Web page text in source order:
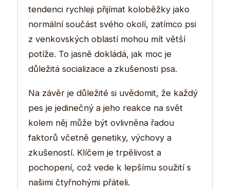
tendenci rychleji přijímat koloběžky jako
normální součást svého okolí, zatímco psi
z venkovských oblastí mohou mít větší
potíže. To jasně dokládá, jak moc je
důležitá socializace a zkušenosti psa.
Na závěr je důležité si uvědomit, že každý
pes je jedinečný a jeho reakce na svět
kolem něj může být ovlivněna řadou
faktorů včetně genetiky, výchovy a
zkušeností. Klíčem je trpělivost a
pochopení, což vede k lepšímu soužití s
našimi čtyřnohými přáteli.